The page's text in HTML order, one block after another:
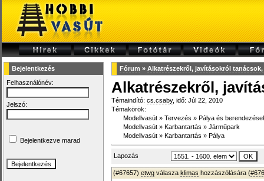
Bejelentkezés
Felhasználónév:
Jelszó:
Bejelentkezve marad
Fórum » Alkatrészekről, javításokról
Alkatrészekről,
Témaindító: cs.csaby, idő: Júl 22, 2010
Témakörök:
Modellvasút » Tervezés » Pálya és
Modellvasút » Karbantartás » Járműpark
Modellvasút » Karbantartás » Pálya
Lapozás
(#67657) etwg válasza klimas hozzászólására (